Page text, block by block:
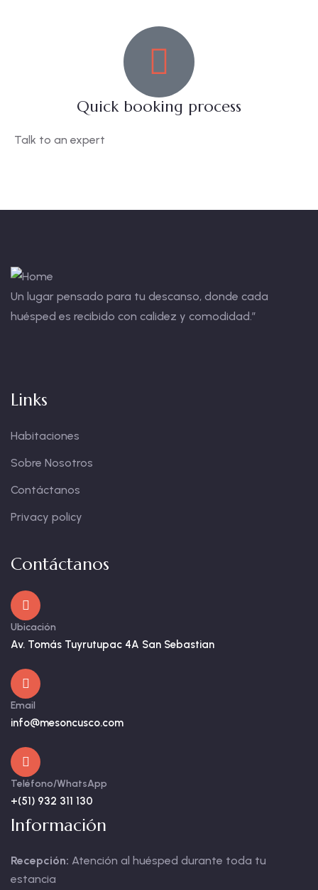
Quick booking process
Talk to an expert
Un lugar pensado para tu descanso, donde cada
huésped es recibido con calidez y comodidad.”
Links
Habitaciones
Sobre Nosotros
Contáctanos
Privacy policy
Contáctanos
Ubicación
Av. Tomás Tuyrutupac 4A San Sebastian
Email
info@mesoncusco.com
Teléfono/WhatsApp
+(51) 932 311 130
Información
Recepción: Atención al huésped durante toda tu
estancia